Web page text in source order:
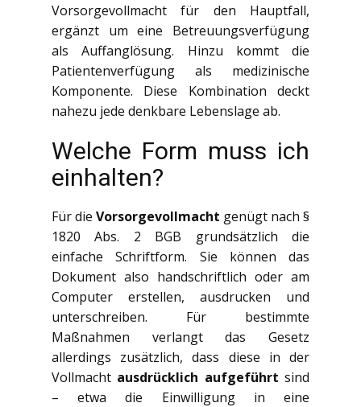
Vorsorgevollmacht für den Hauptfall,
ergänzt um eine Betreuungsverfügung
als Auffanglösung. Hinzu kommt die
Patientenverfügung als medizinische
Komponente. Diese Kombination deckt
nahezu jede denkbare Lebenslage ab.
Welche Form muss ich
einhalten?
Für die Vorsorgevollmacht genügt nach §
1820 Abs. 2 BGB grundsätzlich die
einfache Schriftform. Sie können das
Dokument also handschriftlich oder am
Computer erstellen, ausdrucken und
unterschreiben. Für bestimmte
Maßnahmen verlangt das Gesetz
allerdings zusätzlich, dass diese in der
Vollmacht ausdrücklich aufgeführt sind
– etwa die Einwilligung in eine